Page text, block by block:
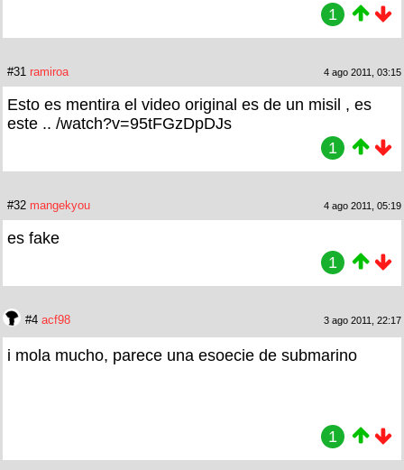
1
#31 ramiroa 4 ago 2011, 03:15
Esto es mentira el video original es de un misil , es
este .. /watch?v=95tFGzDpDJs
1
#32 mangekyou 4 ago 2011, 05:19
es fake
1
#4 acf98 3 ago 2011, 22:17
i mola mucho, parece una esoecie de submarino
1